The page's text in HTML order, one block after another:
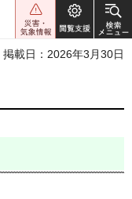
掲載日：2026年3月30日